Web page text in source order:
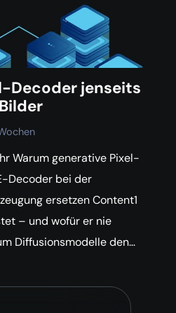
Decoder jenseits
Warum generative Pixel-
Decoder bei der
ersetzen Content1
– und wofür er nie
Diffusionsmodelle den…